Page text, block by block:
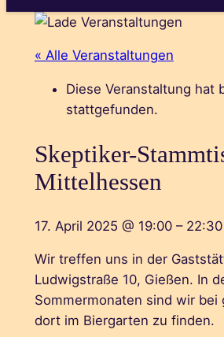
« Alle Veranstaltungen
Diese Veranstaltung hat
stattgefunden.
Skeptiker-
Mittelhessen
17. April 2025 @ 19:00 – 22:30
Wir treffen uns in der
Ludwigstraße 10, Gießen. In
Sommermonaten sind wir bei
dort im Biergarten zu finden.